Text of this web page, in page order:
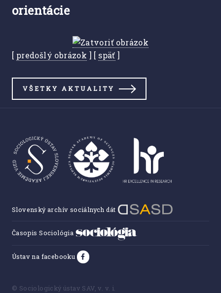
orientácie
[ predošlý obrázok ] [ späť ]
VŠETKY AKTUALITY
Slovenský archív sociálnych dát
Časopis Sociológia
Ústav na facebooku
© Sociologický ústav SAV, v. v. i.